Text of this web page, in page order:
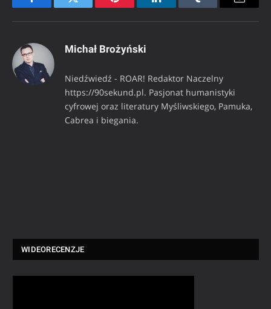
FacebookTwitter Pinterest LinkedInTumblr Email
Michał Brożyński
Niedźwiedź - ROAR! Redaktor Naczelny
https://90sekund.pl. Pasjonat humanistyki
cyfrowej oraz literatury Myśliwskiego, Pamuka,
Cabrea i biegania.
WIDEORECENZJE